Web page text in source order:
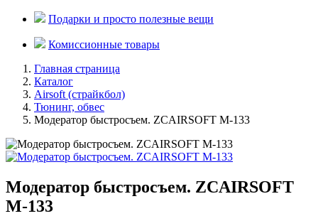
Подарки и просто полезные вещи
Комиссионные товары
Главная страница
Каталог
Airsoft (страйкбол)
Тюнинг, обвес
Модератор быстросъем. ZCAIRSOFT М-133
Модератор быстросъем. ZCAIRSOFT
М-133